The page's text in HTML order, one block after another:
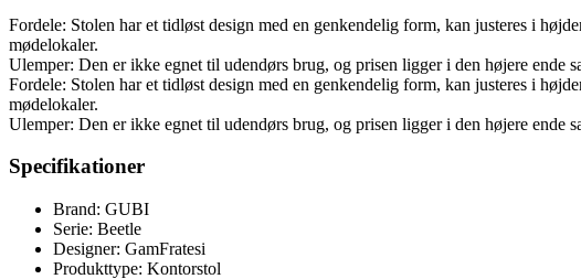
Fordele: Stolen har et tidløst design med en genkendelig form, kan justeres i
mødelokaler.
Ulemper: Den er ikke egnet til udendørs brug, og prisen ligger i den højere ende
Fordele: Stolen har et tidløst design med en genkendelig form, kan justeres i
mødelokaler.
Ulemper: Den er ikke egnet til udendørs brug, og prisen ligger i den højere ende
Specifikationer
Brand: GUBI
Serie: Beetle
Designer: GamFratesi
Produkttype: Kontorstol